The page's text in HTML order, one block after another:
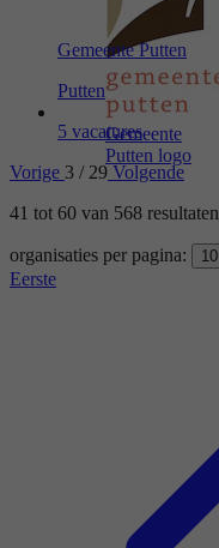
Gemeente
Putten logo
Gemeente Putten
Putten
5 vacatures
Vorige 3 / 29 Volgende
41 tot 60 van 568 resultaten
organisaties per pagina: 10
Eerste